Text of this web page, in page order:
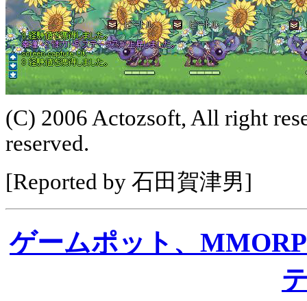
(C) 2006 Actozsoft, All right
reserved.
[Reported by 石田賀津男]
ゲームポット、